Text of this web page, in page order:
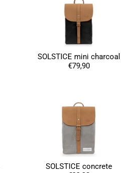
SOLSTICE mini charcoal
€79,90
SOLSTICE concrete